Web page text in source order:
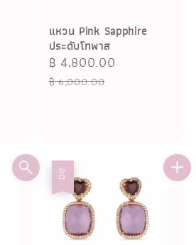
แหวน Pink Sapphire
ประดับโทพาส
Sale
price
฿ 4,800.00
฿ 6,000.00
ลด